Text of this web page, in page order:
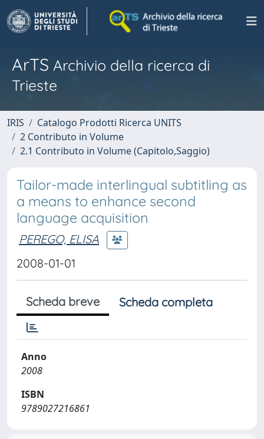
ArTS Archivio della ricerca di
Trieste
IRIS
Catalogo Prodotti Ricerca UNITS
2 Contributo in Volume
2.1 Contributo in Volume (Capitolo,Saggio)
Tailor-made interlingual subtitling as
a means to enhance second
language acquisition
PEREGO, ELISA
2008-01-01
Scheda breve Scheda completa
Anno
2008
ISBN
9789027216861